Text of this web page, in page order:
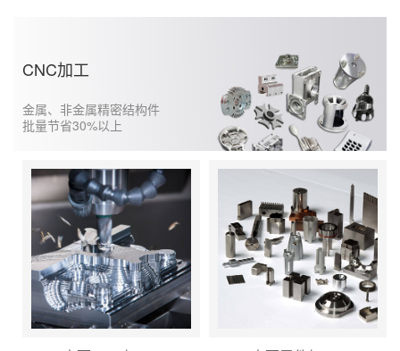
CNC加工
金属、非金属精密结构件
批量节省30%以上